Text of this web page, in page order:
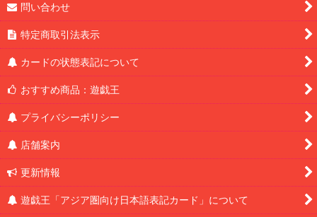
問い合わせ
特定商取引法表示
カードの状態表記について
おすすめ商品：遊戯王
プライバシーポリシー
店舗案内
更新情報
遊戯王「アジア圏向け日本語表記カード」について